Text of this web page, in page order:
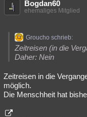
Bogdan60
ehemaliges Mitglied
Groucho schrieb:
Zeitreisen (in die
Daher: Nein
Zeitreisen in die
möglich.
Die Menschheit hat